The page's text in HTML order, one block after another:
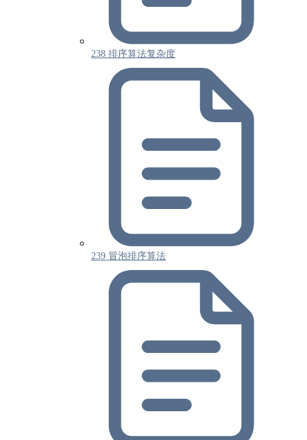
238 排序算法复杂度
239 冒泡排序算法